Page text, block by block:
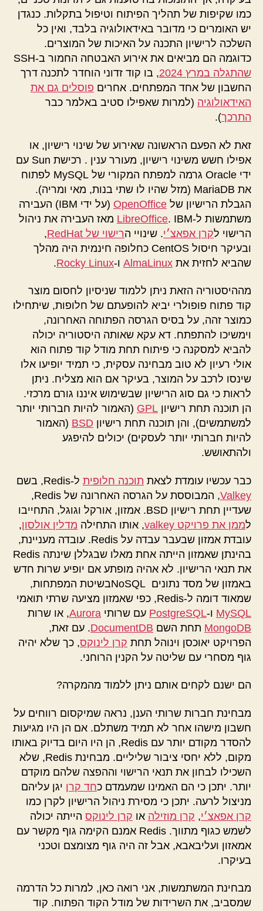
כמו שקיפות של תהליך הפיתוח וטיפול בתקלות. כנגדן
יש האומרים כי מדובר באידאולוגיה בלבד, ואין כל
השלכה לרישיון התכנה על האיכות של המוצרים.
כדוגמה הם מביאים את אירוע האבטחה החמור ב-SSH
שהתגלה במרץ 2024
, בו קוד זדוני הוחדר לתכנה דרך
החשבון של אחד המפתחים. אחרים פוסלים גם את
האידאולוגיה (למרות שאפילו סטיב באלמר כבר
התרכך).
זאת לא הפעם הראשונה שאירוע של שינוי רישיון, או
אפילו חשש משינוי רישיון, מעורר ענין . רכישת Sun עם
ידי Oracle גרמה למפתח המקורי של MySQL לפתוח
את MariaDB (מזל שהיו לו שתי בנות, מאי ומריה).
הגבלת הרישיון של OpenOffice
(על ידי IBM) העבירה
משתמשות ל-
LibreOffice . IBM מאז העבירה את ניהול
הרישוי לקרן אפאצ׳י. שינויי הרישוי של RedHat
,
ובעיקר חיסול CentOS כחלופה חינמית היה מהלך
שהביא לחזית את AlmaLinux ו-Rocky Linux
.
מההיסטוריה הזאת ניתן ללמוד שניסיון לחסום מוצר
קוד פתוח פופולרי יביא להופעתם של חלופות, שיתחילו
כמוצר זהה, על בסיס הגרסה הפתוחה האחרונה,
וימשיכו להתפתח. דא עקא שאותה היסטוריה יכולה
להביא למסקנה כי פיתוח תחת מודל קוד פתוח הוא
אולי רעיון לא טוב מבחינה עסקית, כי תמיד יופיעו אלו
שינסו לרכב על המוצר, בעיקר אם הוא מצליח. ניתן
לראות כי גם סוג הרישיון שבשימוש איננו גורם מרכזי.
הן תוכנה תחת רישיון GPL (האמור להיות חברותי יותר
למשתמשים), והן תוכנה תחת רישיון BSD (האמור
להיות חברותי יותר לעסקים) יכולים להיפגע
ולהתאושש.
כבר עכשיו עומדת לצאת תוכנה חלופית ל-Redis, בשם
Valkey
, המבוססת על הגרסה האחרונה של Redis,
שעדיין תחת רישיון BSD. אמזון, אורקל וגוגל, התחייבו
לממן את פרויקט valkey , אותו התחילה מדלין אולסון,
עובדת אמזון שבעבר עבדה על Redis. עובדה מעניינת,
בהינתן שאמזון הייתה אחת מאלו שבגללן שינתה Redis
את תנאי הרישיון. לא אהיה מופתע אם יופיע שרות חדש
באמזון של מסד נתונים NoSQLבשיטת המפתחות,
שמאוד דומה ל-Redis, כפי שאמזון מציעה שרתי תואמי
MySQL ו-PostgreSQL עם שרותי Aurora, או שרות
MongoDB תחת השם DocumentDB. עם זאת,
הפרויקט יאוכסן וינוהל תחת קרן לינוקס, כך שלא יהיה
גוף מסחרי עם שליטה על הקנין הרוחני.
הם ישנם לקחים אותם ניתן ללמוד מהמקרה?
מבחינת חברות שרותי הענן, נראה שמיקסום רווחים על
חשבון מישהו אחר לא תמיד משתלם. אם הן היו מגיעות
להסדר מקודם יותר עם Redis, הן היו היום בדיוק באותו
מקום, ללא יחסי ציבור שליליים. מבחינת Redis, שלא
השכילו לבחון את תנאי הרישוי וההפצה שלהם מוקדם
יותר. יתכן כי הם האמינו שמעמדם כחד קרן יגן עליהם
מניצול לרעה. יתכן כי מסירת ניהול הרישיון לקרן כמו
קרן אפאצ׳י, קרן מוזילה או קרן לינוקס הייתה יכולה
לשמש כגוף מתווך. Redis אמנם הקימה גוף מקשר עם
אמאזון ועליבאבא, אבל זה היה גוף מצומצם וטכני
בעיקרו.
מבחינת המשתמשות, אני רואה כאן, למרות כל הדרמה
שמסביב, את השרידות של מודל הקוד הפתוח. קוד